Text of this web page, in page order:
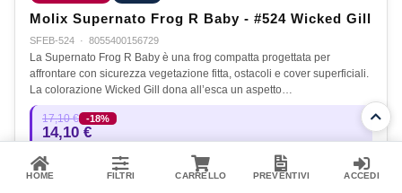
Molix Supernato Frog R Baby - #524 Wicked Gill
SFEB-524 · 8055400156729
La Supernato Frog R Baby è una frog compatta progettata per
affrontare con sicurezza vegetazione fitta, ostacoli e cover superficiali.
La colorazione Wicked Gill dona all’esca un aspetto…
17,10 € -18%
14,10 €
HOME FILTRI CARRELLO PREVENTIVI ACCEDI